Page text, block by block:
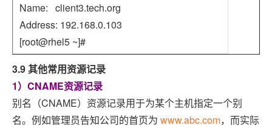
Name: client3.tech.org
Address: 192.168.0.103
[root@rhel5 ~]#
3.9 其他常用资源记录
1）CNAME资源记录
别名（CNAME）资源记录用于为某个主机指定一个别
名。例如管理员告知公司的首页为 www.abc.com，而实际